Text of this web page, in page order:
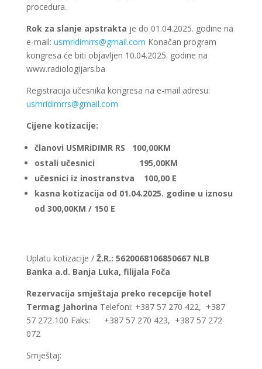
procedura.
Rok za slanje apstrakta je do 01.04.2025. godine na
e-mail: usmridimrrs@gmail.com Konačan program
kongresa će biti objavljen 10.04.2025. godine na
www.radiologijars.ba
Registracija učesnika kongresa na e-mail adresu:
usmridimrrs@gmail.com
Cijene kotizacije:
članovi USMRiDIMR RS 100,00KM
ostali učesnici 195,00KM
učesnici iz inostranstva 100,00 E
kasna kotizacija od 01.04.2025. godine u iznosu
od 300,00KM / 150 E
Uplatu kotizacije /Ž.R.: 5620068106850667 NLB
Banka a.d. Banja Luka, filijala Foča
Rezervacija smještaja preko recepcije hotel
Termag Jahorina Telefoni: +387 57 270 422, +387
57 272 100 Faks: +387 57 270 423, +387 57 272
072
Smještaj: